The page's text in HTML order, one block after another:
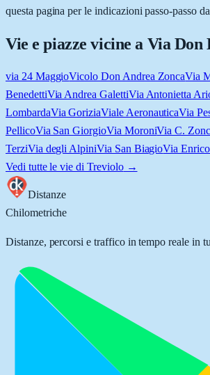
questa pagina per le indicazioni passo-passo
Vie e piazze vicine a Via Don
via 24 MaggioVicolo Don Andrea ZoncaVia
BenedettiVia Andrea GalettiVia Antonietta
LombardaVia GoriziaViale AeronauticaVia
PellicoVia San GiorgioVia MoroniVia C.
TerziVia degli AlpiniVia San BiagioVia
Vedi tutte le vie di Treviolo→
Distanze
Chilometriche
Distanze, percorsi e traffico in tempo reale in